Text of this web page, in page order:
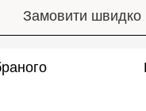
Замовити швидко